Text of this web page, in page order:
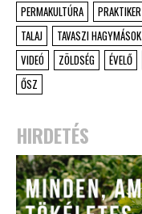
PERMAKULTÚRA
PRAKTIKER
TALAJ
TAVASZI HAGYMÁSOK
VIDEÓ
ZÖLDSÉG ÉVELŐ
ŐSZ
HIRDETÉS